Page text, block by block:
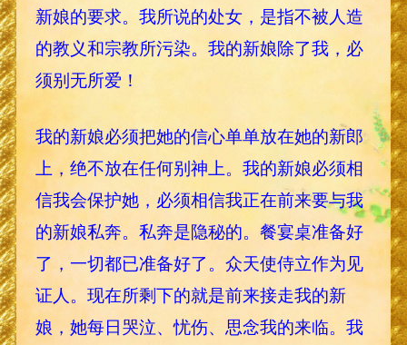
新娘的要求。我所说的处女，是指不被人造
的教义和宗教所污染。我的新娘除了我，必
须别无所爱！
我的新娘必须把她的信心单单放在她的新郎
上，绝不放在任何别神上。我的新娘必须相
信我会保护她，必须相信我正在前来要与我
的新娘私奔。私奔是隐秘的。餐宴桌准备好
了，一切都已准备好了。众天使侍立作为见
证人。现在所剩下的就是前来接走我的新
娘，她每日哭泣、忧伤、思念我的来临。我